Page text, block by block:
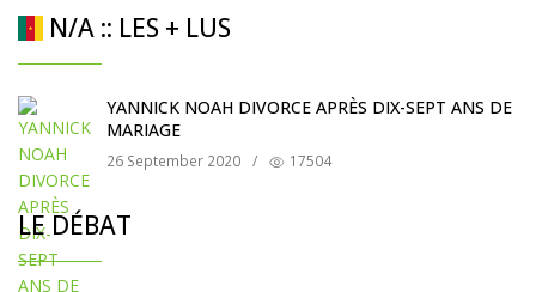
N/A :: LES + LUS
YANNICK NOAH DIVORCE APRÈS DIX-SEPT ANS DE
MARIAGE
26 September 2020 / 17504
LE DÉBAT